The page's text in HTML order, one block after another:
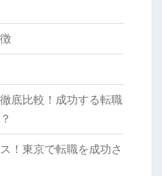
底比較！成功する転職
！東京で転職を成功さ